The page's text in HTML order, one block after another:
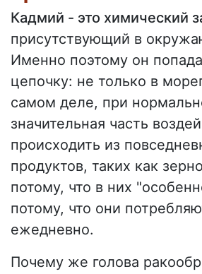
Кадмий - это химический
присутствующий в
Именно поэтому он
цепочку: не только в
самом деле, при
значительная часть
происходить из
продуктов, таких как
потому, что в них
потому, что они
ежедневно.
Почему же голова